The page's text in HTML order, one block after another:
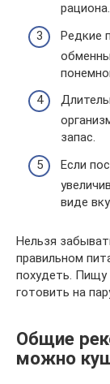
рациона.
Редкие
запас.
Если
виде
Нельзя
правильном
похудеть. Пищу
готовить на
Общие
можно